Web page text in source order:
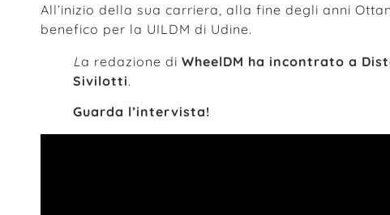
All’inizio della sua carriera, alla fine degli anni
benefico per la UILDM di Udine.
L a redazione di WheelDM ha incontrato a
Sivilotti.
Guarda l’intervista!